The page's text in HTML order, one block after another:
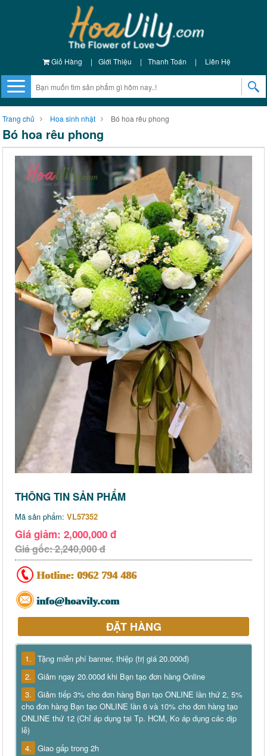
Giỏ Hàng | Giới Thiệu | Thanh Toán | Liên Hệ
Trang chủ Hoa sinh nhật Bó hoa rêu phong
Bó hoa rêu phong
THÔNG TIN SẢN PHẨM
Mã sản phẩm: VL57352
Giá giảm: 2,000,000 đ
Giá gốc: 2,240,000 đ
Hotline: 0962 794 486
info@hoavily.com
ĐẶT HÀNG
1. Tặng miễn phí banner, thiệp (trị giá 20.000đ)
2. Giảm ngay 20.000đ khi Bạn tạo đơn hàng Online
3. Giảm tiếp 3% cho đơn hàng Bạn tạo ONLINE lần thứ 2, 5%
cho đơn hàng Bạn tạo ONLINE lần 6 và 10% cho đơn hàng tạo
ONLINE thứ 12 (Chỉ áp dụng tại Tp. HCM, Ko áp dụng các dịp
lễ)
4. Giao gấp trong 2h